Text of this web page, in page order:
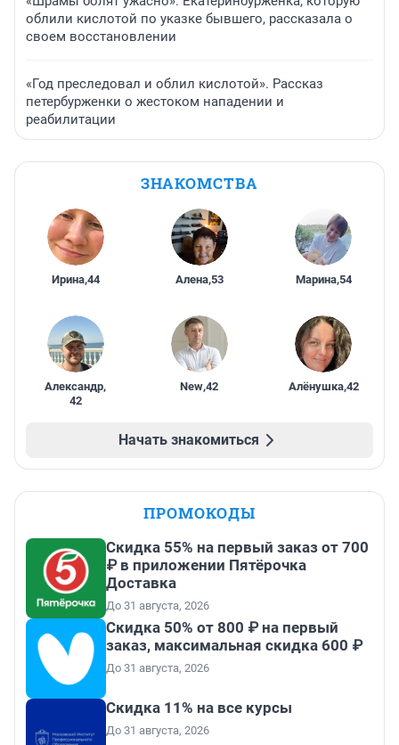
облили кислотой по указке бывшего, рассказала о
своем восстановлении
«Год преследовал и облил кислотой». Рассказ
петербурженки о жестоком нападении и
реабилитации
ЗНАКОМСТВА
Ирина,44 Алена,53 Марина,54
Александр,
42
New,42 Алёнушка,42
Начать знакомиться
ПРОМОКОДЫ
Скидка 55% на первый заказ от 700
₽ в приложении Пятёрочка
Доставка
До 31 августа, 2026
Скидка 50% от 800 ₽ на первый
заказ, максимальная скидка 600 ₽
До 31 августа, 2026
Скидка 11% на все курсы
До 31 августа, 2026